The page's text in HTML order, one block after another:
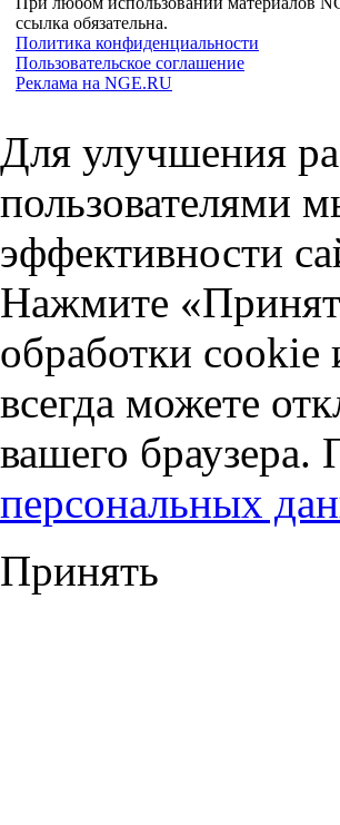
ссылка обязательна.
Политика конфиденциальности
Пользовательское соглашение
Реклама на NGE.RU
Для улучшения
пользователями
эффективности
Нажмите
обработки
всегда можете
вашего
персональных
Принять